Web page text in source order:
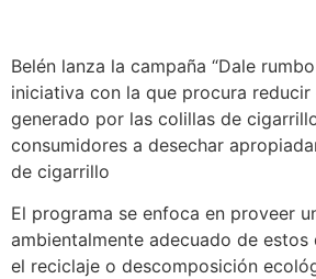
Belén lanza la campaña “Dale
iniciativa con la que procura reducir
generado por las colillas de
consumidores a desechar
de cigarrillo
El programa se enfoca en proveer
ambientalmente adecuado de estos
el reciclaje o descomposición